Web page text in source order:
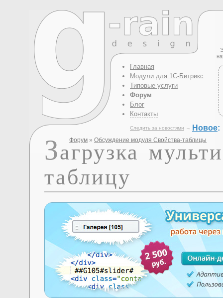
Главная
Модули для 1С-Битрикс
Типовые услуги
Форум
Блог
Контакты
Следить за новостями → Новое:
Форум » Обсуждение модуля Свойства-таблицы
Загрузка
таблицу